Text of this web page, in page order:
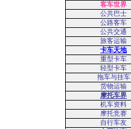
客车世界
公共巴士
公路客车
公共交通
旅客运输
卡车天地
重型卡车
轻型卡车
拖车与挂车
货物运输
摩托车界
机车资料
摩托竞赛
自行车友